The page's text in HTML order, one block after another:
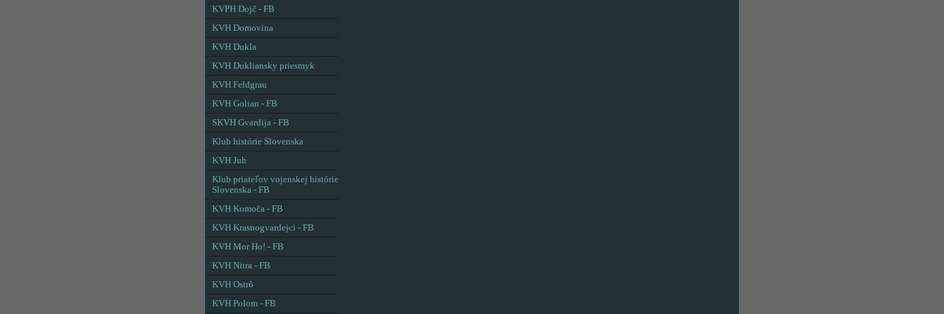
KVPH Dojč - FB
KVH Domovina
KVH Dukla
KVH Dukliansky priesmyk
KVH Feldgrau
KVH Golian - FB
SKVH Gvardija - FB
Klub histórie Slovenska
KVH Juh
Klub priateľov vojenskej histórie
Slovenska - FB
KVH Komoča - FB
KVH Krasnogvardejci - FB
KVH Mor Ho! - FB
KVH Nitra - FB
KVH Ostrô
KVH Polom - FB